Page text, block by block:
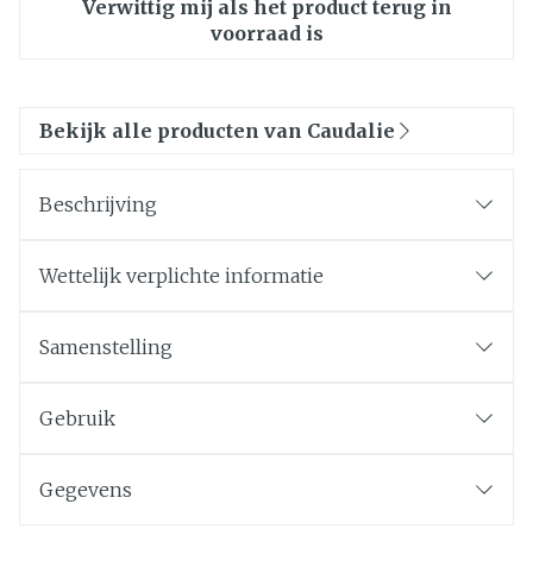
Verwittig mij als het product terug in
voorraad is
Bekijk alle producten van Caudalie
Beschrijving
Wettelijk verplichte informatie
Samenstelling
Gebruik
Gegevens